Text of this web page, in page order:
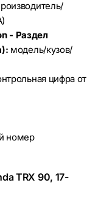
- Раздел
модель/кузов/
цифра от
номер
TRX 90, 17-